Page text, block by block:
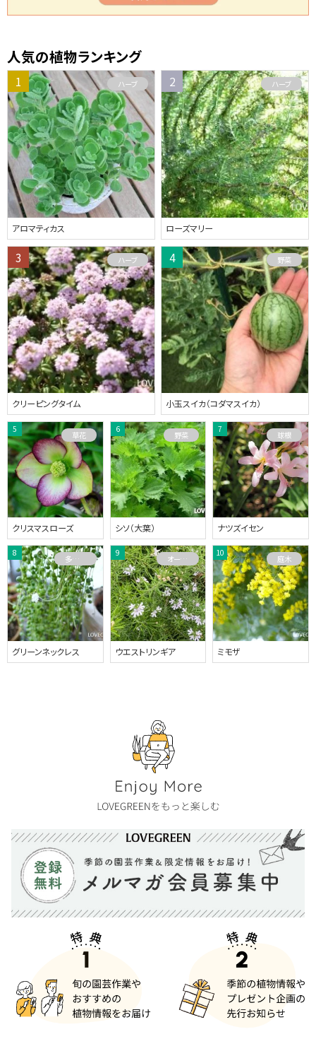
人気の植物ランキング
アロマティカス
ハーブ
ローズマリー
ハーブ
クリーピングタイム
ハーブ
小玉スイカ（コダマスイカ）
野菜
クリスマスローズ
草花
シソ（大葉）
野菜
ナツズイセン
球根
グリーンネックレス
多肉植物
ウエストリンギア
オーストラリアプランツ
ミモザ
庭木